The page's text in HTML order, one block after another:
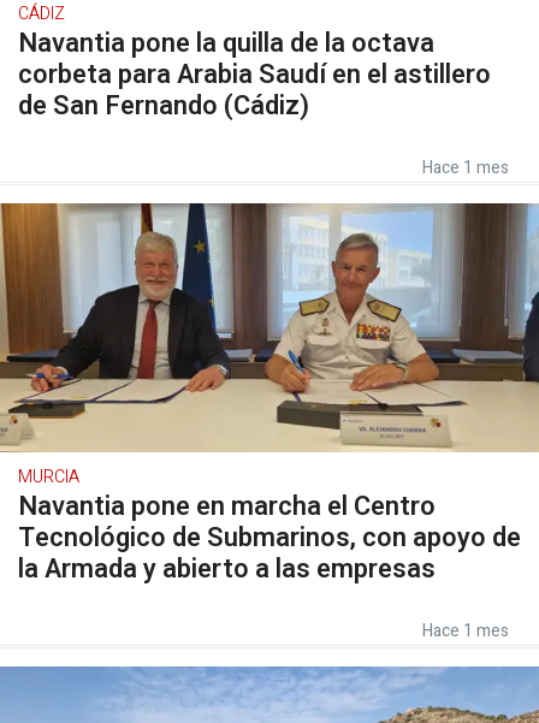
CÁDIZ
Navantia pone la quilla de la octava
corbeta para Arabia Saudí en el astillero
de San Fernando (Cádiz)
Hace 1 mes
MURCIA
Navantia pone en marcha el Centro
Tecnológico de Submarinos, con apoyo de
la Armada y abierto a las empresas
Hace 1 mes